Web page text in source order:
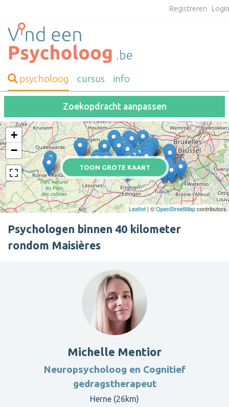
Registreren
psycholoog cursus info
Zoekopdracht aanpassen
TOON GROTE KAART
+
−
Leaflet | ©OpenStreetMapcontributors
Psychologen binnen 40 kilometer
rondom Maisières
Michelle Mentior
Neuropsycholoog en Cognitief
gedragstherapeut
Herne (26km)